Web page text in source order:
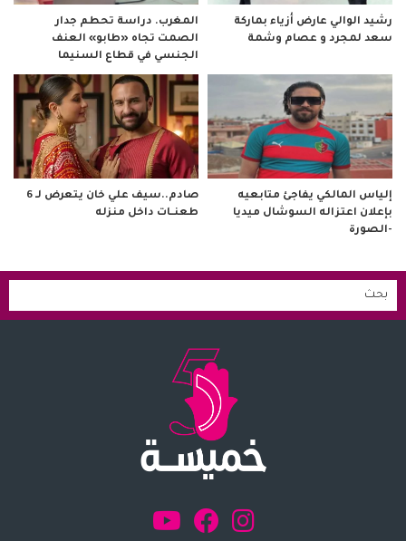
رشيد الوالي عارض أزياء بماركة
سعد لمجرد و عصام وشمة
المغرب. دراسة تحطم جدار
الصمت تجاه «طابو» العنف
الجنسي في قطاع السنيما
إلياس المالكي يفاجئ متابعيه
بإعلان اعتزاله السوشال ميديا
-الصورة
صادم..سيف علي خان يتعرض لـ 6
طعنــات داخل منزله